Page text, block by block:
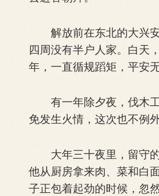
解放前在东北的大兴安
四周没有半户人家。白天
年，一直循规蹈矩，平安
有一年除夕夜，伐木工
免发生火情，这次也不例
大年三十夜里，留守的
他从厨房拿来肉、菜和白
子正包着起劲的时候，忽